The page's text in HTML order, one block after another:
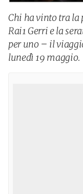
Chi ha vinto tra
Rai1 Gerri e la
per uno – il
lunedì 19 maggio.